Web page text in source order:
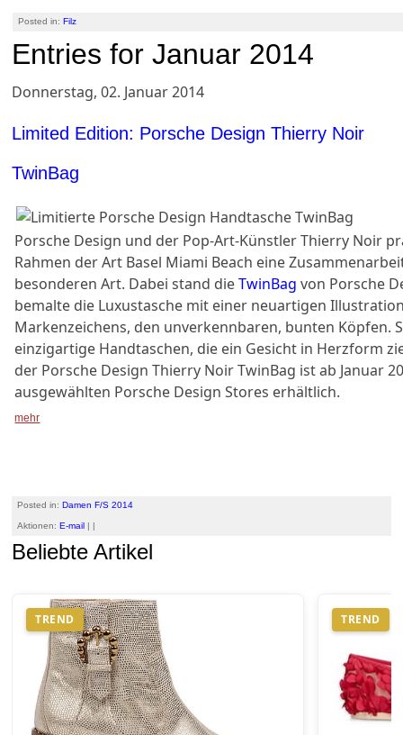
Posted in:Filz
Entries for Januar 2014
Donnerstag, 02. Januar 2014
Limited Edition: Porsche Design Thierry Noir
TwinBag
Porsche Design und der Pop-Art-Künstler Thierry Noir
Rahmen der Art Basel Miami Beach eine
besonderen Art. Dabei stand dieTwinBagvon Porsche
bemalte die Luxustasche mit einer neuartigen
Markenzeichens, den unverkennbaren, bunten Köpfen.
einzigartige Handtaschen, die ein Gesicht in Herzform
der Porsche Design Thierry Noir TwinBag ist ab Januar
ausgewählten Porsche Design Stores erhältlich.
mehr
Posted in:Damen F/S 2014
Aktionen:E-mail | |
Beliebte Artikel
TREND TREND